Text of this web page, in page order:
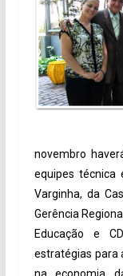
novembro
equipes técnica
Varginha, da
Gerência
Educação e
estratégias para